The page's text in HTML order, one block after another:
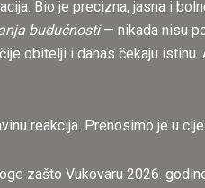
Bio je precizna, jasna i
budućnosti— nikada nisu
čije obitelji i danas čekaju
reakcija. Prenosimo je u
zašto Vukovaru 2026.